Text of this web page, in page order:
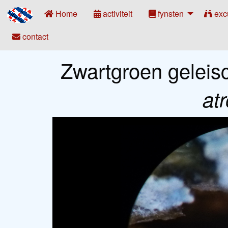
Home activiteit fynsten
contact
Zwartgroen